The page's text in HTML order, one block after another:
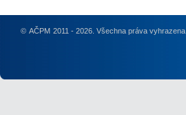
© AČPM 2011 - 2026. Všechna práva vyhrazena.